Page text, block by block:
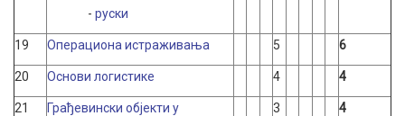
- руски
19 Операциона истраживања 5 6
20 Основи логистике 4 4
21
Грађевински објекти у
3 4